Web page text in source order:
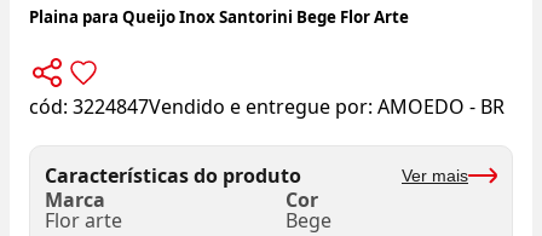
Plaina para Queijo Inox Santorini Bege Flor Arte
cód: 3224847Vendido e entregue por: AMOEDO - BR
Características do produto Ver mais
Marca
Flor arte
Cor
Bege